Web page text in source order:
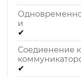
и
✔
Соедиенение
✔